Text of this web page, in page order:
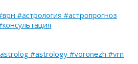
#астрология #астропрогноз
#astrology #voronezh #vrn